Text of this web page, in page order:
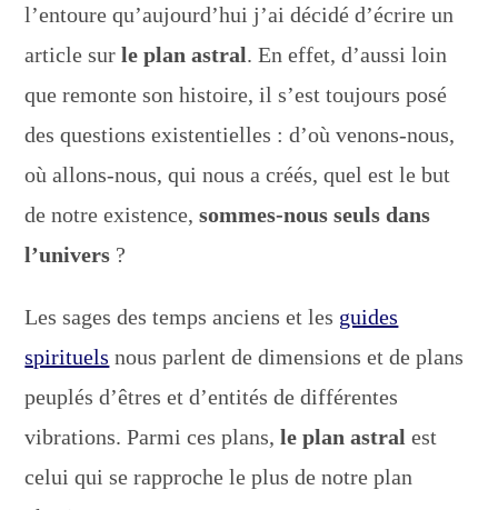
l’entoure qu’aujourd’hui j’ai décidé d’écrire un
article surle plan astral. En effet, d’aussi loin
que remonte son histoire, il s’est toujours posé
des questions existentielles : d’où venons-nous,
où allons-nous, qui nous a créés, quel est le but
de notre existence,sommes-nous seuls dans
l’univers ?
Les sages des temps anciens et les guides
spirituels nous parlent de dimensions et de plans
peuplés d’êtres et d’entités de différentes
vibrations. Parmi ces plans,le plan astral est
celui qui se rapproche le plus de notre plan